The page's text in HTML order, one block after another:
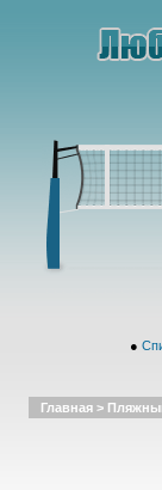
●
Главная >